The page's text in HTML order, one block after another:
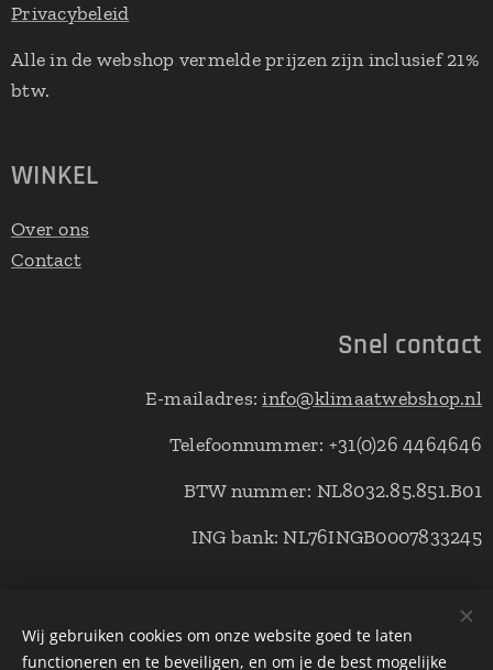
Privacybeleid
Alle in de webshop vermelde prijzen zijn inclusief 21%
btw.
WINKEL
Over ons
Contact
Snel contact
E-mailadres:info@klimaatwebshop.nl
Telefoonnummer: +31(0)26 4464646
BTW nummer: NL8032.85.851.B01
ING bank: NL76INGB0007833245
© Copyright klimaatwebshop 2021 alle rechten voorbehouden.
Cookies
Wij gebruiken cookies om onze website goed te laten
functioneren en te beveiligen, en om je de best mogelijke